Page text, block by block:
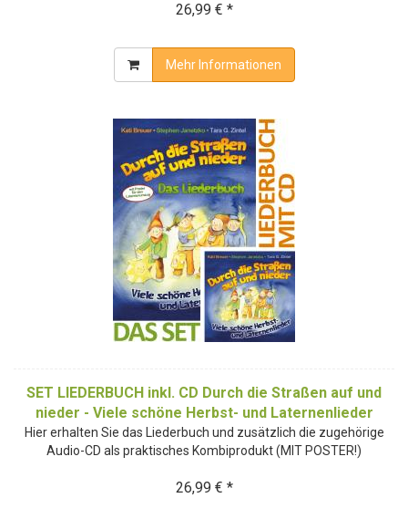
26,99 € *
Mehr Informationen
SET LIEDERBUCH inkl. CD Durch die Straßen auf und
nieder - Viele schöne Herbst- und Laternenlieder
Hier erhalten Sie das Liederbuch und zusätzlich die zugehörige
Audio-CD als praktisches Kombiprodukt (MIT POSTER!)
26,99 € *